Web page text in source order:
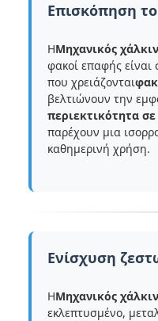
Επισκόπηση
ΗΜηχανικός
φακοί επαφής είναι
που χρειάζονται
βελτιώνουν την
περιεκτικότητα
παρέχουν μια
καθημερινή χρήση.
Ενίσχυση
ΗΜηχανικός
εκλεπτυσμένο,